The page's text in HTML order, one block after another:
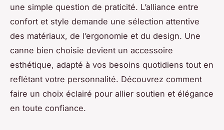
une simple question de praticité. L’alliance entre
confort et style demande une sélection attentive
des matériaux, de l’ergonomie et du design. Une
canne bien choisie devient un accessoire
esthétique, adapté à vos besoins quotidiens tout en
reflétant votre personnalité. Découvrez comment
faire un choix éclairé pour allier soutien et élégance
en toute confiance.